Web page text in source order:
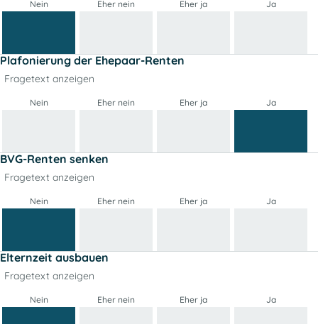
Nein Eher nein Eher ja Ja
Plafonierung der Ehepaar-Renten
Fragetext anzeigen
Nein Eher nein Eher ja Ja
BVG-Renten senken
Fragetext anzeigen
Nein Eher nein Eher ja Ja
Elternzeit ausbauen
Fragetext anzeigen
Nein Eher nein Eher ja Ja